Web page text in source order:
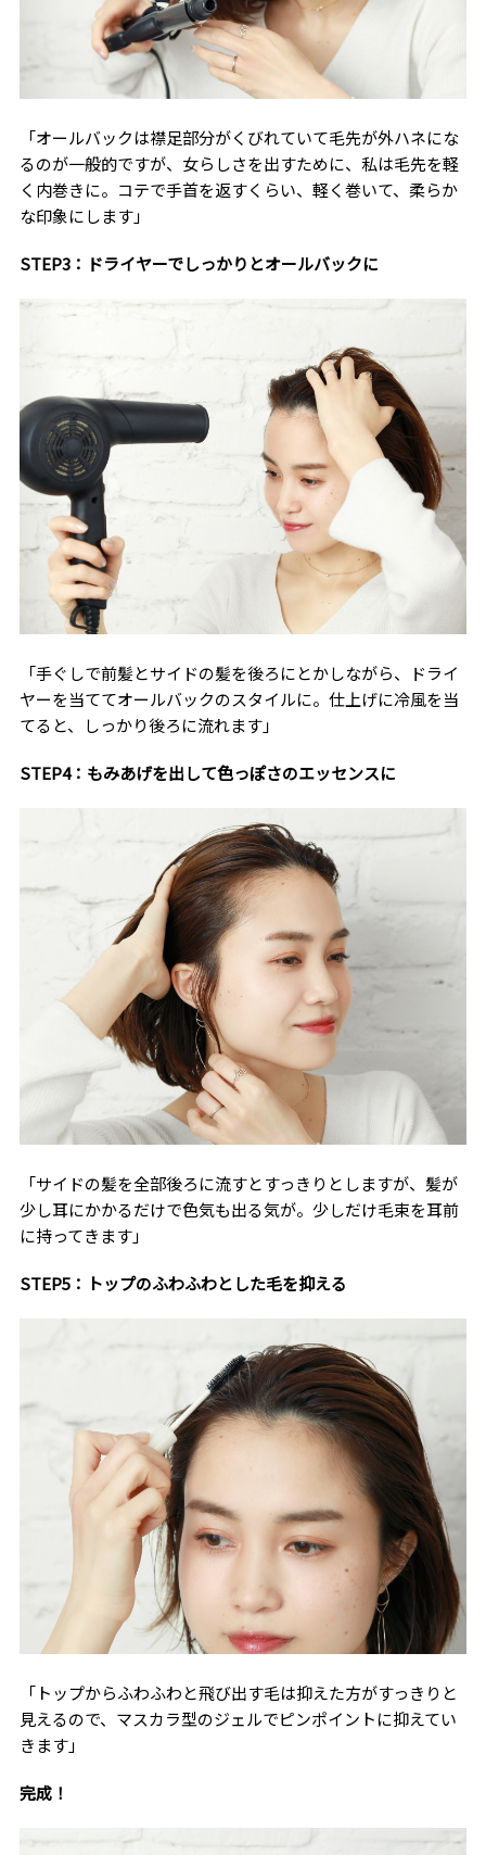
「オールバックは襟足部分がくびれていて毛先が外ハネにな
るのが一般的ですが、女らしさを出すために、私は毛先を軽
く内巻きに。コテで手首を返すくらい、軽く巻いて、柔らか
な印象にします」
STEP3：ドライヤーでしっかりとオールバックに
「手ぐしで前髪とサイドの髪を後ろにとかしながら、ドライ
ヤーを当ててオールバックのスタイルに。仕上げに冷風を当
てると、しっかり後ろに流れます」
STEP4：もみあげを出して色っぽさのエッセンスに
「サイドの髪を全部後ろに流すとすっきりとしますが、髪が
少し耳にかかるだけで色気も出る気が。少しだけ毛束を耳前
に持ってきます」
STEP5：トップのふわふわとした毛を抑える
「トップからふわふわと飛び出す毛は抑えた方がすっきりと
見えるので、マスカラ型のジェルでピンポイントに抑えてい
きます」
完成！